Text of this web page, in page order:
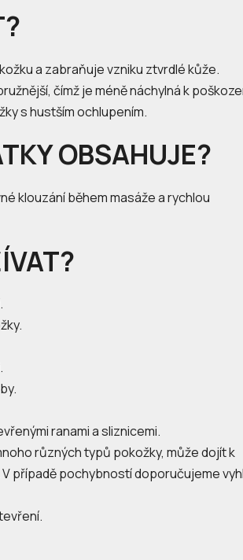
a zabraňuje vzniku ztvrdlé kůže.
čímž je méně náchylná k
s hustším ochlupením.
OBSAHUJE?
klouzání během masáže a rychlou
ranami a sliznicemi.
různých typů pokožky, může dojít k
případě pochybností doporučujeme